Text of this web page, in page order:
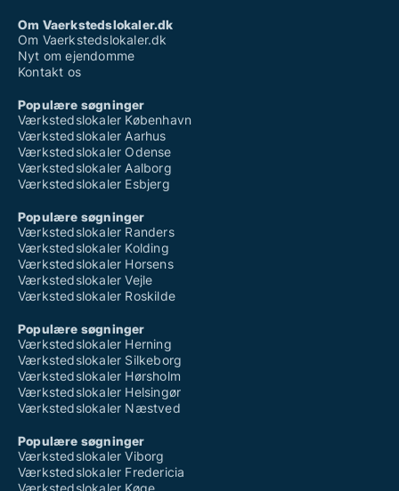
Om Vaerkstedslokaler.dk
Om Vaerkstedslokaler.dk
Nyt om ejendomme
Kontakt os
Populære søgninger
Værkstedslokaler København
Værkstedslokaler Aarhus
Værkstedslokaler Odense
Værkstedslokaler Aalborg
Værkstedslokaler Esbjerg
Populære søgninger
Værkstedslokaler Randers
Værkstedslokaler Kolding
Værkstedslokaler Horsens
Værkstedslokaler Vejle
Værkstedslokaler Roskilde
Populære søgninger
Værkstedslokaler Herning
Værkstedslokaler Silkeborg
Værkstedslokaler Hørsholm
Værkstedslokaler Helsingør
Værkstedslokaler Næstved
Populære søgninger
Værkstedslokaler Viborg
Værkstedslokaler Fredericia
Værkstedslokaler Køge